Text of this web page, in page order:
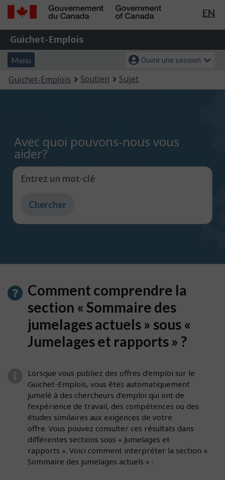
Passer
principal
Passer
version
HTML
de
EN
Gouvernement
du
Canada
Government
of
Guichet-
Emplois
Guichet-Emplois
Menu
et
recherche
Menu
Menu
des
paramètres
Ouvrir une session
Vous
êtes
Guichet-Emplois Soutien Sujet
Avec quoi pouvons-nous vous
aider?
Entrez un mot-clé
Entrez
du
texte
Comment comprendre la
section « Sommaire des
jumelages actuels » sous «
Jumelages et rapports » ?
Lorsque vous publiez des offres d’emploi sur le
Guichet-Emplois, vous êtes automatiquement
jumelé à des chercheurs d’emploi qui ont de
l’expérience de travail, des compétences ou des
études similaires aux exigences de votre
offre. Vous pouvez consulter ces résultats dans
différentes sections sous « Jumelages et
rapports ». Voici comment interpréter la section «
Sommaire des jumelages actuels » :